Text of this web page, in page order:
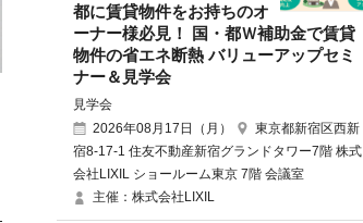
都に賃貸物件をお持ちのオ
ーナー様必見！ 国・都Ｗ補助金で賃貸
物件の省エネ断熱 バリューアップセミ
ナー＆見学会
見学会
2026年08月17日（月）
東京都新宿区西新
宿8-17-1 住友不動産新宿グランドタワー7階 株式
会社LIXIL ショールーム東京 7階 会議室
主催：株式会社LIXIL